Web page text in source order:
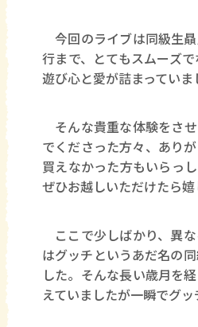
今回のライブは同級生
行まで、とてもスムーズ
遊び心と愛が詰まってい
そんな貴重な体験をさ
でくださった方々、あり
買えなかった方もいらっ
ぜひお越しいただけたら嬉
ここで少しばかり、異
はグッチというあだ名の
した。そんな長い歳月を
えていましたが一瞬でグッ